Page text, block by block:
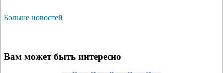
Больше новостей
Вам может быть интересно